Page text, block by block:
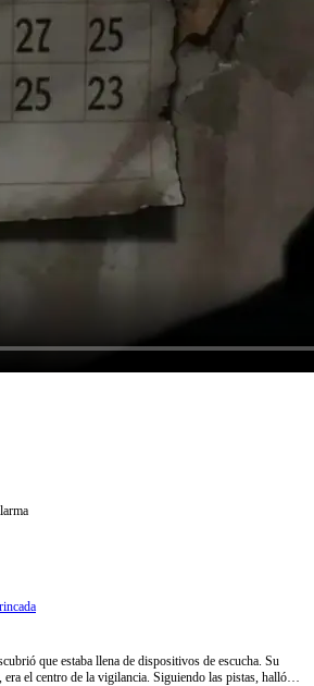
Click to unmute
que estaba llena de dispositivos de escucha. Su
el centro de la vigilancia. Siguiendo las pistas, halló